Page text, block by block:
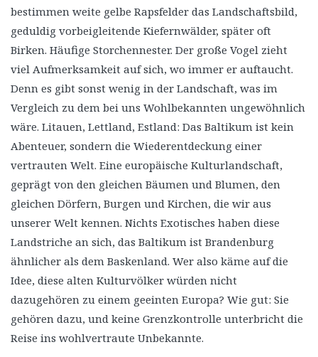
bestimmen weite gelbe Rapsfelder das Landschaftsbild,
geduldig vorbeigleitende Kiefernwälder, später oft
Birken. Häufige Storchennester. Der große Vogel zieht
viel Aufmerksamkeit auf sich, wo immer er auftaucht.
Denn es gibt sonst wenig in der Landschaft, was im
Vergleich zu dem bei uns Wohlbekannten ungewöhnlich
wäre. Litauen, Lettland, Estland: Das Baltikum ist kein
Abenteuer, sondern die Wiederentdeckung einer
vertrauten Welt. Eine europäische Kulturlandschaft,
geprägt von den gleichen Bäumen und Blumen, den
gleichen Dörfern, Burgen und Kirchen, die wir aus
unserer Welt kennen. Nichts Exotisches haben diese
Landstriche an sich, das Baltikum ist Brandenburg
ähnlicher als dem Baskenland. Wer also käme auf die
Idee, diese alten Kulturvölker würden nicht
dazugehören zu einem geeinten Europa? Wie gut: Sie
gehören dazu, und keine Grenzkontrolle unterbricht die
Reise ins wohlvertraute Unbekannte.